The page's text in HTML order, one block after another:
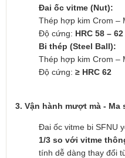
Đai ốc vitme (Nut):
Thép hợp kim Crom –
Độ cứng: HRC 58 – 62
Bi thép (Steel Ball):
Thép hợp kim Crom –
Độ cứng: ≥ HRC 62
3. Vận hành mượt mà - Ma
Đai ốc vitme bi SFNU
1/3 so với vitme
tính dễ dàng thay đổi